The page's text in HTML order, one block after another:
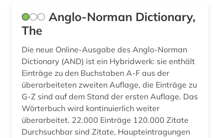
gabriel (1)
galicien (2)
galicisch (1)
galicisch-portugiesisch (2)
galloromanistik (66)
Anglo-Norman Dictionary,
The
Die neue Online-Ausgabe des Anglo-Norman
Dictionary (AND) ist ein Hybridwerk: sie enthält
Einträge zu den Buchstaben A-F aus der
überarbeiteten zweiten Auflage, die Einträge zu
G-Z sind auf dem Stand der ersten Auflage. Das
Wörterbuch wird kontinuierlich weiter
überarbeitet. 22.000 Einträge 120.000 Zitate
Durchsuchbar sind Zitate, Haupteintragungen